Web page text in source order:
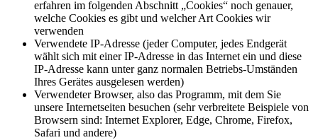
erfahren im folgenden Abschnitt „Cookies“ noch genauer,
welche Cookies es gibt und welcher Art Cookies wir
verwenden
Verwendete IP-Adresse (jeder Computer, jedes Endgerät
wählt sich mit einer IP-Adresse in das Internet ein und diese
IP-Adresse kann unter ganz normalen Betriebs-Umständen
Ihres Gerätes ausgelesen werden)
Verwendeter Browser, also das Programm, mit dem Sie
unsere Internetseiten besuchen (sehr verbreitete Beispiele von
Browsern sind: Internet Explorer, Edge, Chrome, Firefox,
Safari und andere)